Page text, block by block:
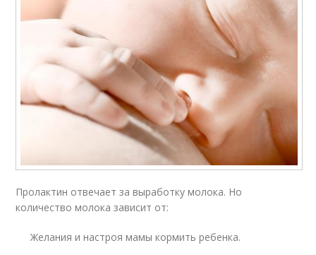
Пролактин отвечает за выработку молока. Но
количество молока зависит от:
Желания и настроя мамы кормить ребенка.